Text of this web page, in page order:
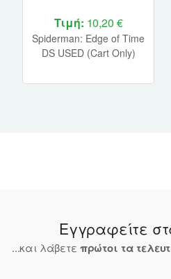
Τιμή: 10,20 €
Spiderman: Edge of Time
DS USED (Cart Only)
Εγγραφείτε
...και λάβετε πρώτοι τα